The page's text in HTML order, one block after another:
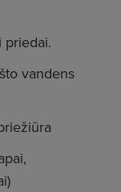
priedai.
vandens